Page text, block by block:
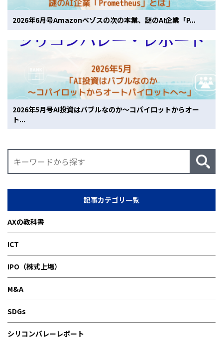
2026年6月号Amazonベゾスの次の本業、謎のAI企業「P...
2026年5月号AI投資はバブルなのか〜コパイロットからオー
ト...
記事カテゴリ一覧
AXの教科書
ICT
IPO（株式上場）
M&A
SDGs
シリコンバレーレポート